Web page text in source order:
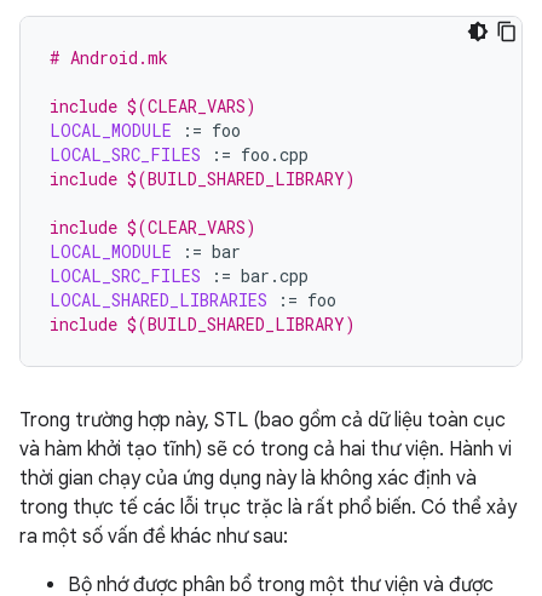
# Android.mk
include $(CLEAR_VARS)
LOCAL_MODULE
:=
LOCAL_SRC_FILES
:=
include $(BUILD_SHARED_LIBRARY)
include $(CLEAR_VARS)
LOCAL_MODULE
:=
LOCAL_SRC_FILES
:=
LOCAL_SHARED_LIBRARIES
:=
include $(BUILD_SHARED_LIBRARY)
Trong trường hợp này, STL (bao gồm cả dữ liệu toàn cục
và hàm khởi tạo tĩnh) sẽ có trong cả hai thư viện. Hành vi
thời gian chạy của ứng dụng này là không xác định và
trong thực tế các lỗi trục trặc là rất phổ biến. Có thể xảy
ra một số vấn đề khác như sau:
Bộ nhớ được phân bổ trong một thư viện và được